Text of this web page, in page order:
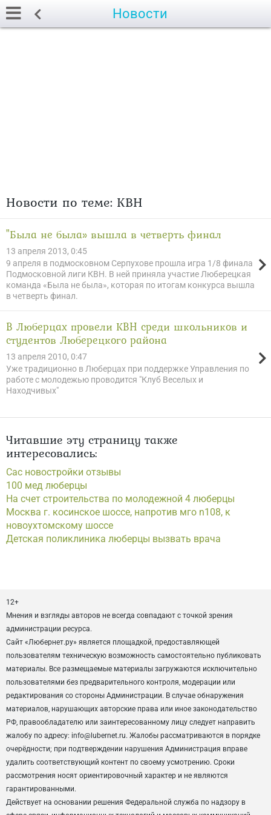
Новости
Новости по теме: КВН
"Была не была» вышла в четверть финал
13 апреля 2013, 0:45
9 апреля в подмосковном Серпухове прошла игра 1/8 финала
Подмосковной лиги КВН. В ней приняла участие Люберецкая
команда «Была не была», которая по итогам конкурса вышла
в четверть финал.
В Люберцах провели КВН среди школьников и
студентов Люберецкого района
13 апреля 2010, 0:47
Уже традиционно в Люберцах при поддержке Управления по
работе с молодежью проводится "Клуб Веселых и
Находчивых"
Читавшие эту страницу также
интересовались:
Сас новостройки отзывы
100 мед люберцы
На счет строительства по молодежной 4 люберцы
Москва г. косинское шоссе, напротив мго n108, к
новоухтомскому шоссе
Детская поликлиника люберцы вызвать врача
12+
Мнения и взгляды авторов не всегда совпадают с точкой зрения
администрации ресурса.
Сайт «Любернет.ру» является площадкой, предоставляющей
пользователям техническую возможность самостоятельно публиковать
материалы. Все размещаемые материалы загружаются исключительно
пользователями без предварительного контроля, модерации или
редактирования со стороны Администрации. В случае обнаружения
материалов, нарушающих авторские права или иное законодательство
РФ, правообладателю или заинтересованному лицу следует направить
жалобу по адресу: info@lubernet.ru. Жалобы рассматриваются в порядке
очерёдности; при подтверждении нарушения Администрация вправе
удалить соответствующий контент по своему усмотрению. Сроки
рассмотрения носят ориентировочный характер и не являются
гарантированными.
Действует на основании решения Федеральной служба по надзору в